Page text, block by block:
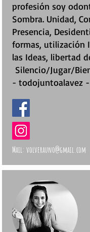
profesión soy
Sombra. Unidad,
Presencia,
formas, utilización
las Ideas, libertad
Silencio/Jugar/
- todojuntoalavez -
Mail: volverauno@gmail.com